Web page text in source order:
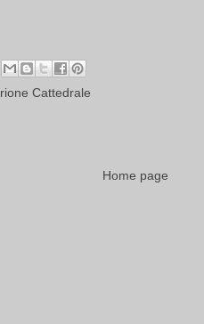
rione Cattedrale
Home page